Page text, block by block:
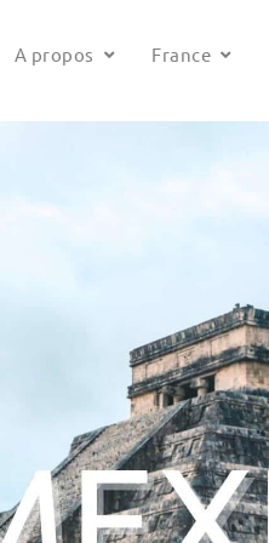
A propos France